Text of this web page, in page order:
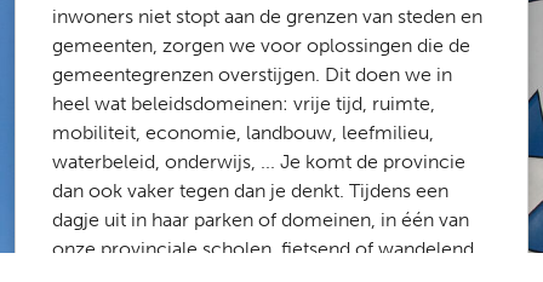
inwoners niet stopt aan de grenzen van steden en
gemeenten, zorgen we voor oplossingen die de
gemeentegrenzen overstijgen. Dit doen we in
heel wat beleidsdomeinen: vrije tijd, ruimte,
mobiliteit, economie, landbouw, leefmilieu,
waterbeleid, onderwijs, ... Je komt de provincie
dan ook vaker tegen dan je denkt. Tijdens een
dagje uit in haar parken of domeinen, in één van
onze provinciale scholen, fietsend of wandelend